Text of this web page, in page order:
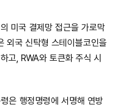
미국 결제망 접근을 가로막
외국 신탁형 스테이블코인을
고, RWA와 토큰화 주식 시
은 행정명령에 서명해 연방